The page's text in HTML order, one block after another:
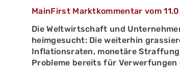
MainFirst Marktkommentar vom
Die Weltwirtschaft und
heimgesucht: Die weiterhin
Inflationsraten, monetäre
Probleme bereits für